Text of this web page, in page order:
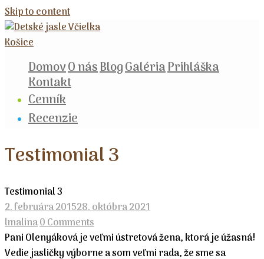
Skip to content
DomovO násBlogGalériaPrihláška
Kontakt
Cenník
Recenzie
Testimonial 3
Testimonial 3
2. februára 201528. októbra 2021
lmalina0 Comments
Pani Olenyáková je veľmi ústretová žena, ktorá je úžasná!
Vedie jasličky výborne a som veľmi rada, že sme sa